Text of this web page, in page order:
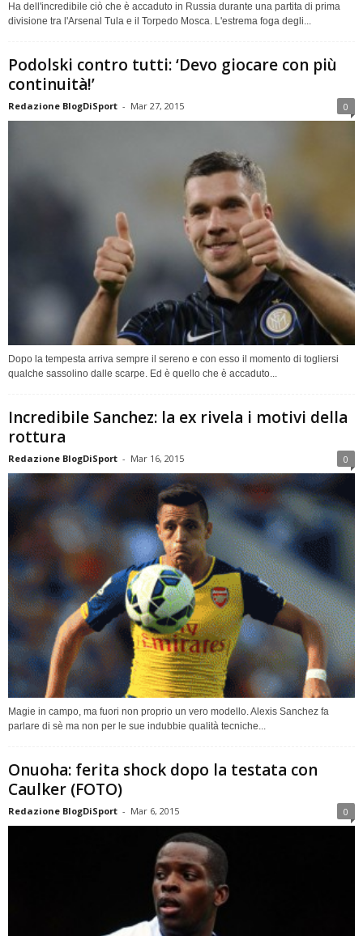
Ha dell'incredibile ciò che è accaduto in Russia durante una partita di prima
divisione tra l'Arsenal Tula e il Torpedo Mosca. L'estrema foga degli...
Podolski contro tutti: ‘Devo giocare con più
continuità!’
Redazione BlogDiSport - Mar 27, 2015 0
Dopo la tempesta arriva sempre il sereno e con esso il momento di togliersi
qualche sassolino dalle scarpe. Ed è quello che è accaduto...
Incredibile Sanchez: la ex rivela i motivi della
rottura
Redazione BlogDiSport - Mar 16, 2015 0
Magie in campo, ma fuori non proprio un vero modello. Alexis Sanchez fa
parlare di sè ma non per le sue indubbie qualità tecniche...
Onuoha: ferita shock dopo la testata con
Caulker (FOTO)
Redazione BlogDiSport - Mar 6, 2015 0